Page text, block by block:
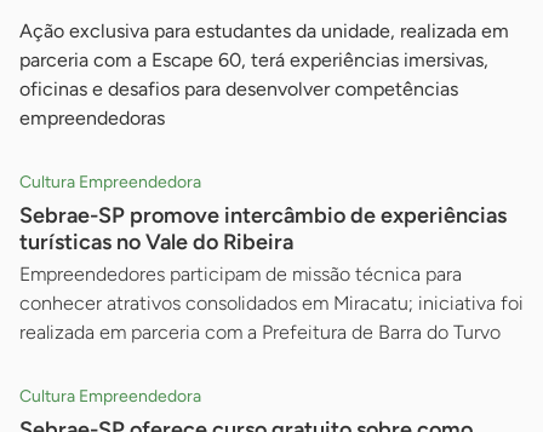
Ação exclusiva para estudantes da unidade, realizada em
parceria com a Escape 60, terá experiências imersivas,
oficinas e desafios para desenvolver competências
empreendedoras
Cultura Empreendedora
Sebrae-SP promove intercâmbio de experiências
turísticas no Vale do Ribeira
Empreendedores participam de missão técnica para
conhecer atrativos consolidados em Miracatu; iniciativa foi
realizada em parceria com a Prefeitura de Barra do Turvo
Cultura Empreendedora